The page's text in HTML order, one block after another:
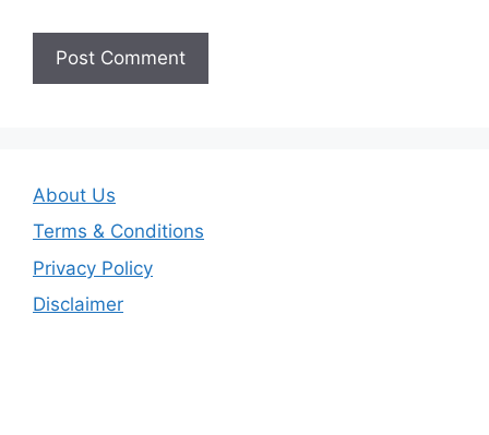
About Us
Terms & Conditions
Privacy Policy
Disclaimer